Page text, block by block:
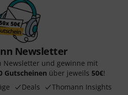
Newsletter
Newsletter und gewinne mit
Gutscheinen über jeweils 50€!
Deals Thomann Insights